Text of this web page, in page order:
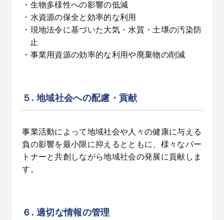
・生物多様性への影響の低減
・水資源の保全と効率的な利用
・現地法令に基づいた大気・水質・土壌の汚染防
止
・事業用資源の効率的な利用や廃棄物の削減
５. 地域社会への配慮・貢献
事業活動によって地域社会や人々の健康に与える
負の影響を最小限に抑えるとともに、様々なパー
トナーと共創しながら地域社会の発展に貢献しま
す。
６. 適切な情報の管理